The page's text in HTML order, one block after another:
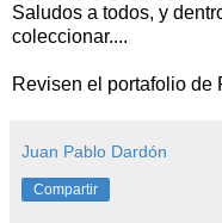
Saludos a todos, y
coleccionar....
Revisen el portafolio de
Juan Pablo Dardón
Compartir